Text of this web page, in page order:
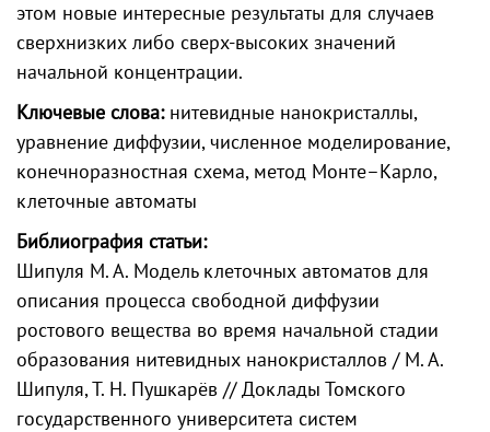
этом новые интересные результаты для случаев
сверхнизких либо сверх-высоких значений
начальной концентрации.
Ключевые слова:нитевидные нанокристаллы,
уравнение диффузии, численное моделирование,
конечноразностная схема, метод Монте–Карло,
клеточные автоматы
Библиография статьи:
Шипуля М. А. Модель клеточных автоматов для
описания процесса свободной диффузии
ростового вещества во время начальной стадии
образования нитевидных нанокристаллов / М. А.
Шипуля, Т. Н. Пушкарёв // Доклады Томского
государственного университета систем